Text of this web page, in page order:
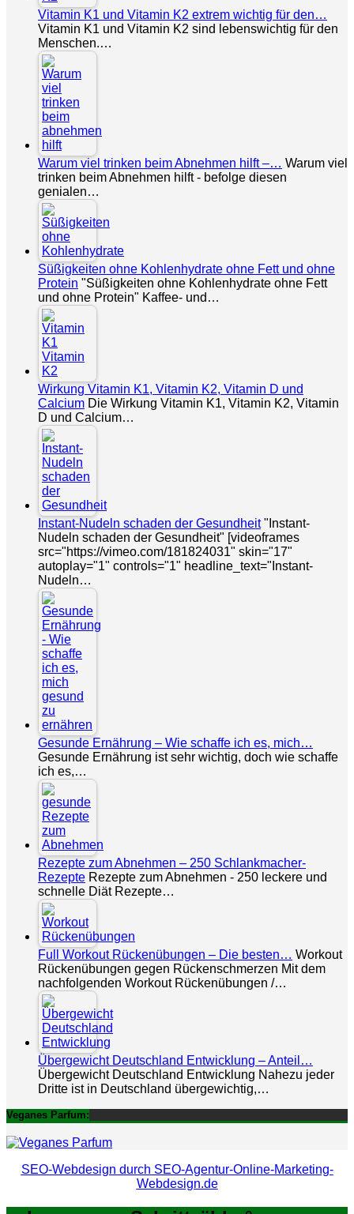
Vitamin K1 und Vitamin K2 extrem wichtig für den…
Vitamin K1 und Vitamin K2 sind lebenswichtig für den
Menschen.…
Warum viel trinken beim Abnehmen hilft –… Warum viel
trinken beim Abnehmen hilft - befolge diesen
genialen…
Süßigkeiten ohne Kohlenhydrate ohne Fett und ohne
Protein "Süßigkeiten ohne Kohlenhydrate ohne Fett
und ohne Protein" Kaffee- und…
Wirkung Vitamin K1, Vitamin K2, Vitamin D und
Calcium Die Wirkung Vitamin K1, Vitamin K2, Vitamin
D und Calcium…
Instant-Nudeln schaden der Gesundheit"Instant-
Nudeln schaden der Gesundheit" [videoframes
src="https://vimeo.com/181824031" skin="17"
autoplay="1" controls="1" headline_text="Instant-
Nudeln…
Gesunde Ernährung – Wie schaffe ich es, mich…
Gesunde Ernährung ist sehr wichtig, doch wie schaffe
ich es,…
Rezepte zum Abnehmen – 250 Schlankmacher-
Rezepte Rezepte zum Abnehmen - 250 leckere und
schnelle Diät Rezepte…
Full Workout Rückenübungen – Die besten… Workout
Rückenübungen gegen Rückenschmerzen Mit dem
nachfolgenden Workout Rückenübungen /…
Übergewicht Deutschland Entwicklung – Anteil…
Übergewicht Deutschland Entwicklung Nahezu jeder
Dritte ist in Deutschland übergewichtig,…
Veganes Parfum:
SEO-Webdesign durch SEO-Agentur-Online-Marketing-
Webdesign.de